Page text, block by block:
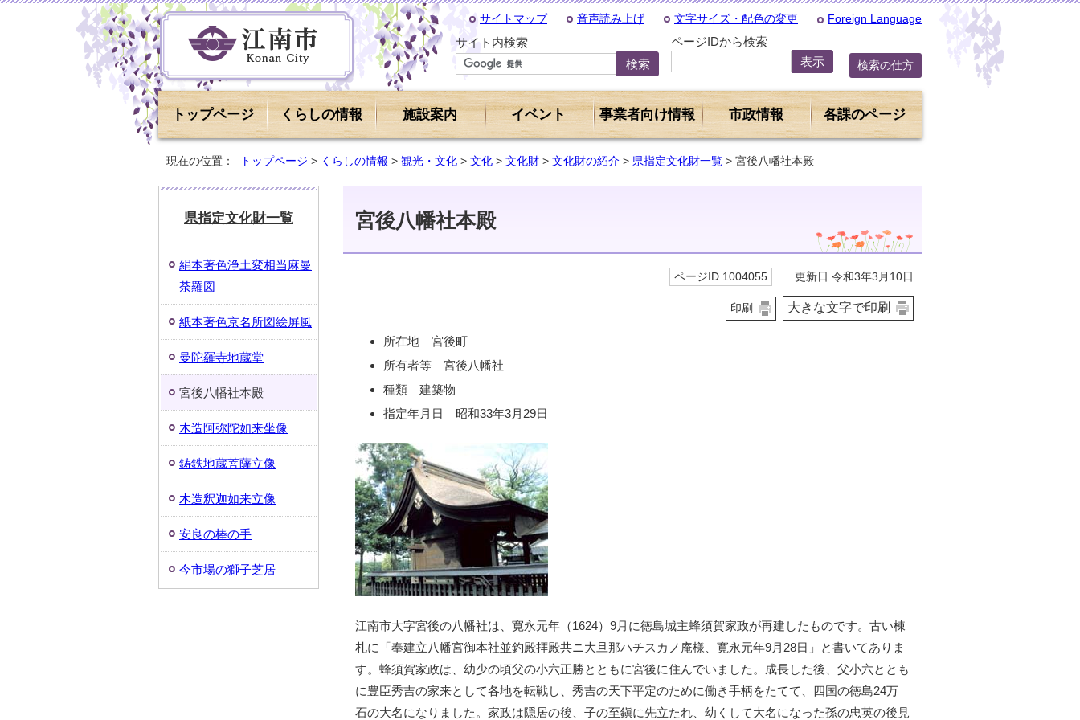
サイトマップ 音声読み上げ 文字サイズ・配色の変更 Foreign Language
サイト内検索 ページIDから検索
検索の仕方
トップページ くらしの情報 施設案内 イベント 事業者向け情報 市政情報 各課のページ
現在の位置： トップページ > くらしの情報 > 観光・文化 > 文化 > 文化財 > 文化財の紹介 > 県指定文化財一覧 > 宮後八幡社本殿
宮後八幡社本殿
ページID 1004055 更新日 令和3年3月10日
印刷 大きな文字で印刷
所在地 宮後町
所有者等 宮後八幡社
種類 建築物
指定年月日 昭和33年3月29日
江南市大字宮後の八幡社は、寛永元年（1624）9月に徳島城主蜂須賀家政が再建したものです。古い棟
札に「奉建立八幡宮御本社並釣殿拝殿共ニ大旦那ハチスカノ庵様、寛永元年9月28日」と書いてありま
す。蜂須賀家政は、幼少の頃父の小六正勝とともに宮後に住んでいました。成長した後、父小六ととも
に豊臣秀吉の家来として各地を転戦し、秀吉の天下平定のために働き手柄をたてて、四国の徳島24万
石の大名になりました。家政は隠居の後、子の至鎭に先立たれ、幼くして大名になった孫の忠英の後見
県指定文化財一覧
絹本著色浄土変相当麻曼
荼羅図
紙本著色京名所図絵屏風
曼陀羅寺地蔵堂
宮後八幡社本殿
木造阿弥陀如来坐像
鋳鉄地蔵菩薩立像
木造釈迦如来立像
安良の棒の手
今市場の獅子芝居